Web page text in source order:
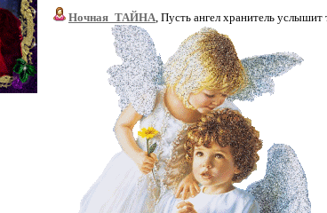
Ночная_ТАЙНА, Пусть ангел хранитель